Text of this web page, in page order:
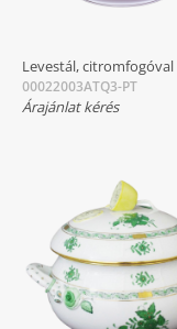
Levestál, citromfogóval
00022003ATQ3-PT
Árajánlat kérés